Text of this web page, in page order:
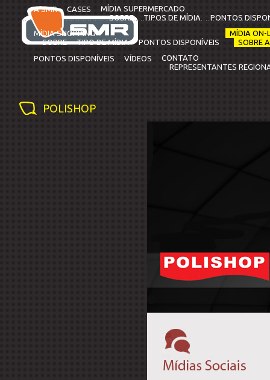
A SMR CASES
MÍDIA SUPERMERCADO
SOBRE
TIPOS DE MÍDIA
PONTOS
MÍDIA SHOPPING
SOBRE
TIPO DE MÍDIA PONTOS DISPONÍVEIS
MÍDIA ON-
SOBRE
PONTOS DISPONÍVEIS
VÍDEOS
CONTATO
REPRESENTANTES
POLISHOP